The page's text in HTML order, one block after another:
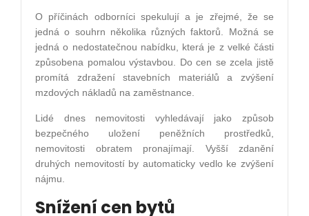
O příčinách odborníci spekulují a je zřejmé, že se
jedná o souhrn několika různých faktorů. Možná se
jedná o nedostatečnou nabídku, která je z velké části
způsobena pomalou výstavbou. Do cen se zcela jistě
promítá zdražení stavebních materiálů a zvýšení
mzdových nákladů na zaměstnance.
Lidé dnes nemovitosti vyhledávají jako způsob
bezpečného uložení peněžních prostředků,
nemovitosti obratem pronajímají. Vyšší zdanění
druhých nemovitostí by automaticky vedlo ke zvýšení
nájmu.
Snížení cen bytů